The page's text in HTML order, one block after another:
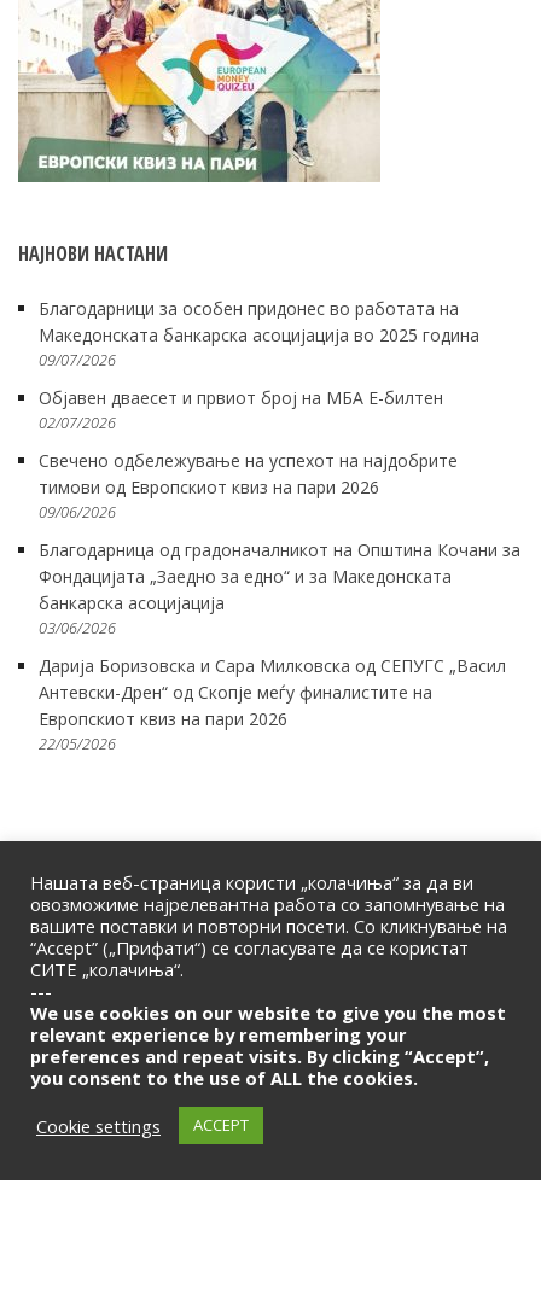
НАЈНОВИ НАСТАНИ
Благодарници за особен придонес во работата на
Македонската банкарска асоцијација во 2025 година
09/07/2026
Објавен дваесет и првиот број на МБА Е-билтен
02/07/2026
Свечено одбележување на успехот на најдобрите
тимови од Европскиот квиз на пари 2026
09/06/2026
Благодарница од градоначалникот на Општина Кочани за
Фондацијата „Заедно за едно“ и за Македонската
банкарска асоцијација
03/06/2026
Дарија Боризовска и Сара Милковска од СЕПУГС „Васил
Антевски-Дрен“ од Скопје меѓу финалистите на
Европскиот квиз на пари 2026
22/05/2026
ПОЧЕТНА
© 2026 | Македонска Банкарска Асоцијација
Само за членови
Нашата веб-страница користи „колачиња“ за да ви
овозможиме најрелевантна работа со запомнување на
вашите поставки и повторни посети. Со кликнување на
“Accept” („Прифати“) се согласувате да се користат
СИТЕ „колачиња“.
---
We use cookies on our website to give you the most
relevant experience by remembering your
preferences and repeat visits. By clicking “Accept”,
you consent to the use of ALL the cookies.
Cookie settings
ACCEPT